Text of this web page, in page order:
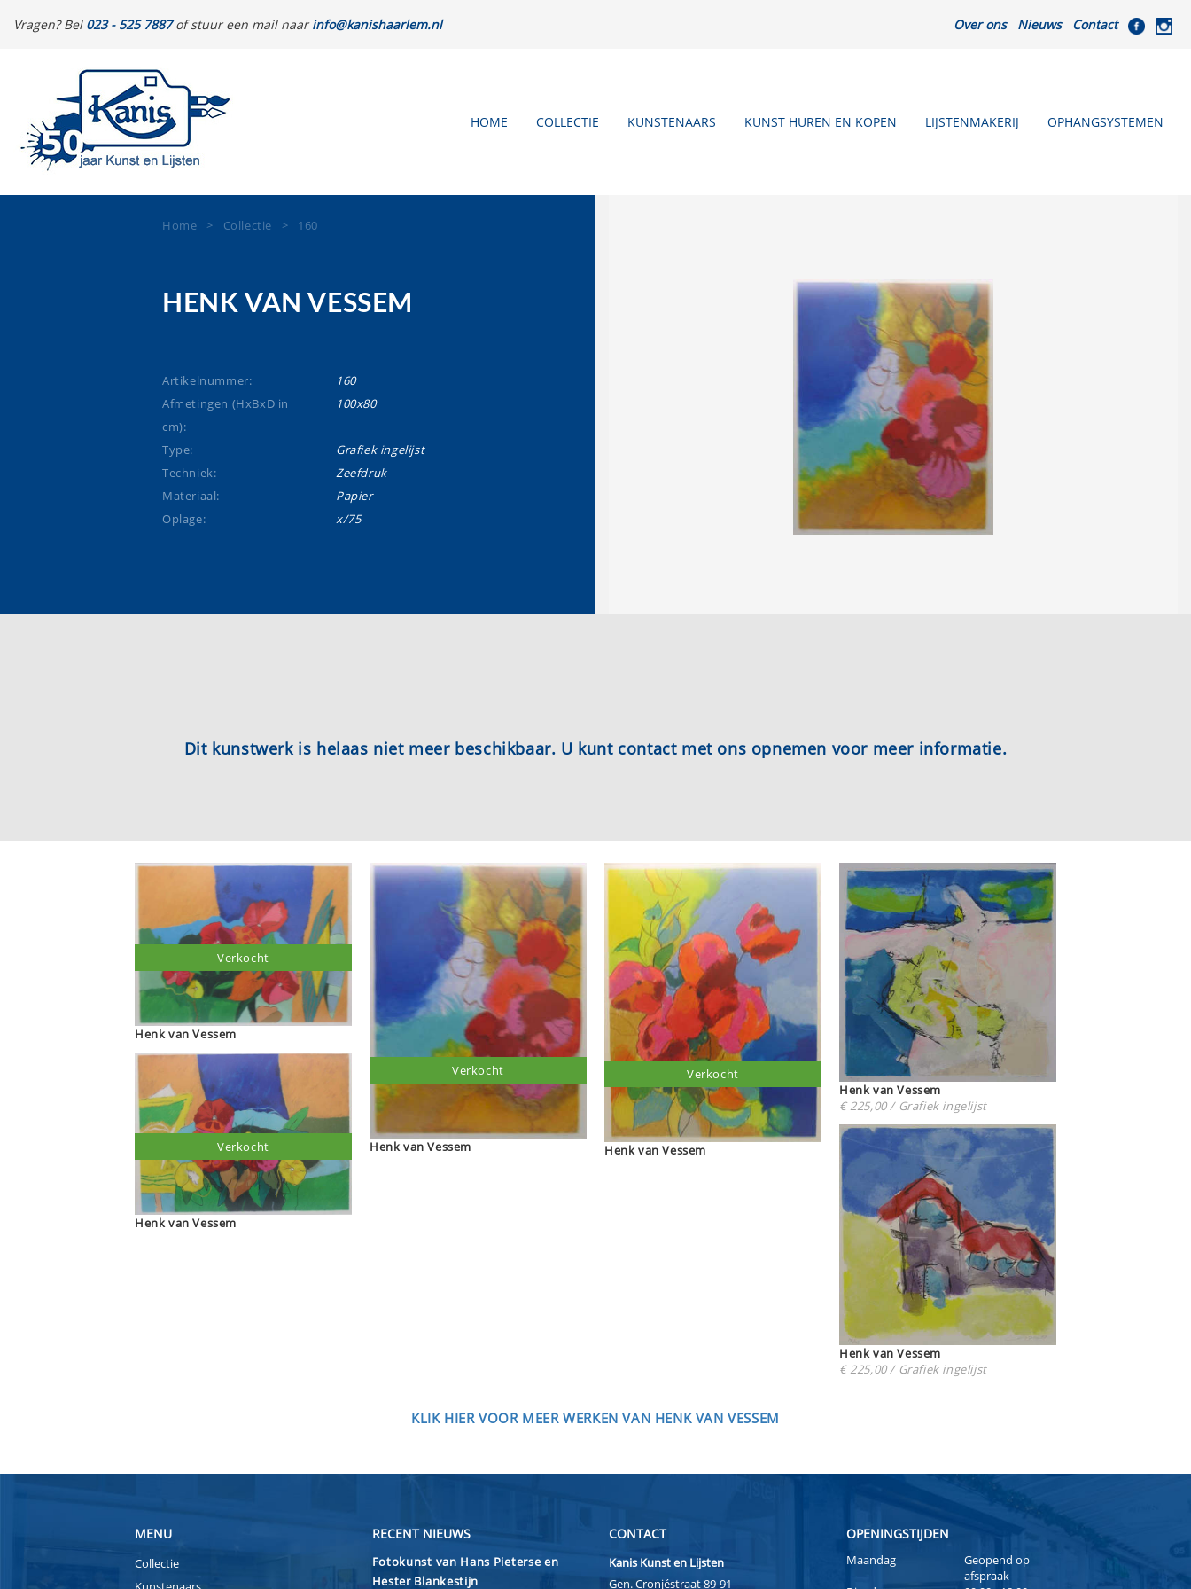
Vragen? Bel 023 - 525 7887of stuur een mail naarinfo@kanishaarlem.nl Over ons Nieuws Contact
HOME COLLECTIE KUNSTENAARS KUNST HUREN EN KOPEN LIJSTENMAKERIJ OPHANGSYSTEMEN
Home > Collectie > 160
HENK VAN VESSEM
Artikelnummer:
160
Afmetingen (HxBxD in
cm):
100x80
Type:
Grafiek ingelijst
Techniek:
Zeefdruk
Materiaal:
Papier
Oplage:
x/75
Dit kunstwerk is helaas niet meer beschikbaar. U kunt contact met ons opnemen voor meer informatie.
Henk van Vessem
Verkocht
Henk van Vessem
Verkocht Henk van Vessem
Verkocht
Henk van Vessem
Verkocht
Henk van Vessem
€ 225,00 / Grafiek ingelijst
Henk van Vessem
€ 225,00 / Grafiek ingelijst
KLIK HIER VOOR MEER WERKEN VAN HENK VAN VESSEM
MENU
Collectie
RECENT NIEUWS
Fotokunst van Hans Pieterse en
Hester Blankestijn
CONTACT
Kanis Kunst en Lijsten
Gen. Cronjéstraat 89-91
OPENINGSTIJDEN
Maandag
Geopend op
afspraak